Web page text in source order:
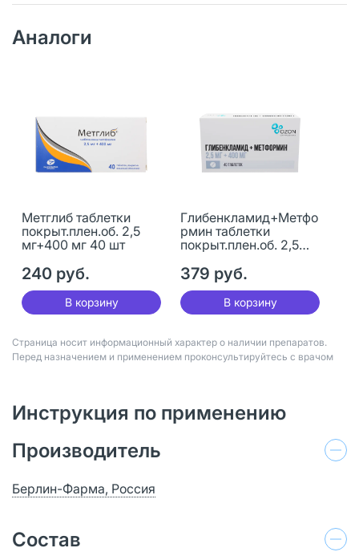
Аналоги
Метглиб таблетки
покрыт.плен.об. 2,5
мг+400 мг 40 шт
240 руб.
В корзину
Глибенкламид+Метфо
рмин таблетки
покрыт.плен.об. 2,5
379 руб.
В корзину
Страница носит информационный характер о наличии препаратов.
Перед назначением и применением проконсультируйтесь с врачом
Инструкция по применению
Производитель
Берлин-Фарма, Россия
Состав